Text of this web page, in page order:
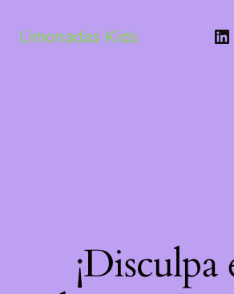
Limonadas Kids
¡Disculpa